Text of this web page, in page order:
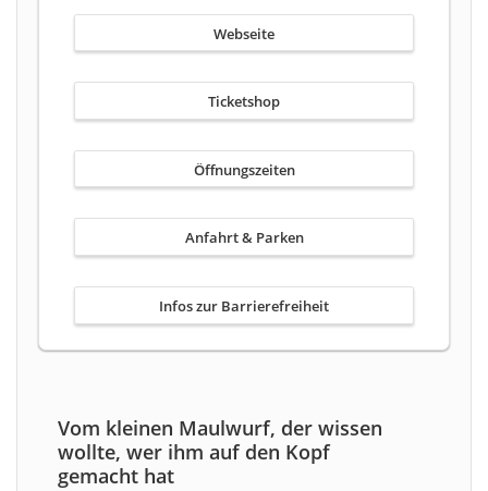
Webseite
Ticketshop
Öffnungszeiten
Anfahrt & Parken
Infos zur Barrierefreiheit
Vom kleinen Maulwurf, der wissen
wollte, wer ihm auf den Kopf
gemacht hat